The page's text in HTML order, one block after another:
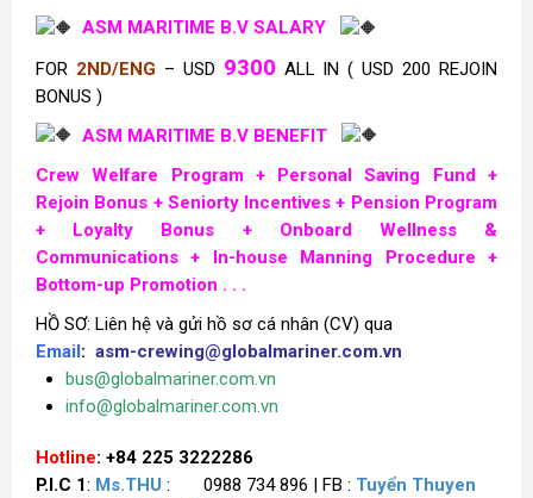
ASM MARITIME B.V SALARY
FOR 2ND/ENG – USD 9300 ALL IN ( USD 200 REJOIN
BONUS )
ASM MARITIME B.V BENEFIT
Crew Welfare Program + Personal Saving Fund +
Rejoin Bonus + Seniorty Incentives + Pension Program
+ Loyalty Bonus + Onboard Wellness &
Communications + In-house Manning Procedure +
Bottom-up Promotion . . .
HỒ SƠ: Liên hệ và gửi hồ sơ cá nhân (CV) qua
Email: asm-crewing@globalmariner.com.vn
bus@globalmariner.com.vn
info@globalmariner.com.vn
Hotline: +84 225 3222286
P.I.C 1: Ms.THU : 0988 734 896 | FB : Tuyển Thuyen